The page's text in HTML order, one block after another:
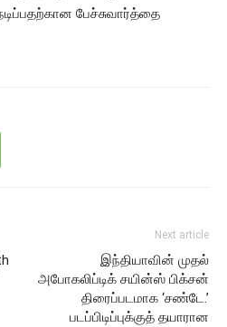
பேச்சுவார்த்தை
Next article
இந்தியாவின் முதல்
அபோகலிப்டிக் சயின்ஸ் பிக்சன்
திரைப்படமாக ‘சண்டே.’
படப்பிடிப்புக்குத் தயாரான